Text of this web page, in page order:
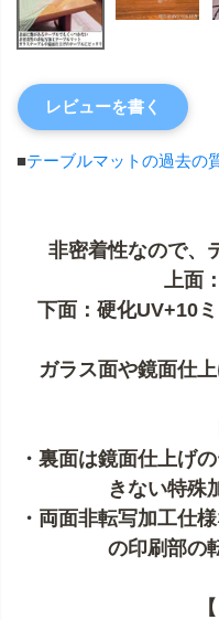
レビューを書く
■テーブルマットの過去の
非密着性なので、
上面
下面：硬化UV+10
ガラス面や鏡面仕
・裏面は鏡面仕上げ
きない特殊
・両面非転写加工仕
の印刷部の